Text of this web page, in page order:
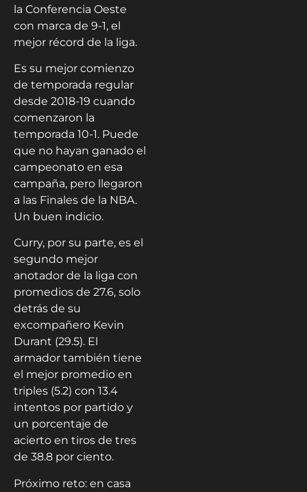
la Conferencia Oeste
con marca de 9-1, el
mejor récord de la liga.
Es su mejor comienzo
de temporada regular
desde 2018-19 cuando
comenzaron la
temporada 10-1. Puede
que no hayan ganado el
campeonato en esa
campaña, pero llegaron
a las Finales de la NBA.
Un buen indicio.
Curry, por su parte, es el
segundo mejor
anotador de la liga con
promedios de 27.6, solo
detrás de su
excompañero Kevin
Durant (29.5). El
armador también tiene
el mejor promedio en
triples (5.2) con 13.4
intentos por partido y
un porcentaje de
acierto en tiros de tres
de 38.8 por ciento.
Próximo reto: en casa